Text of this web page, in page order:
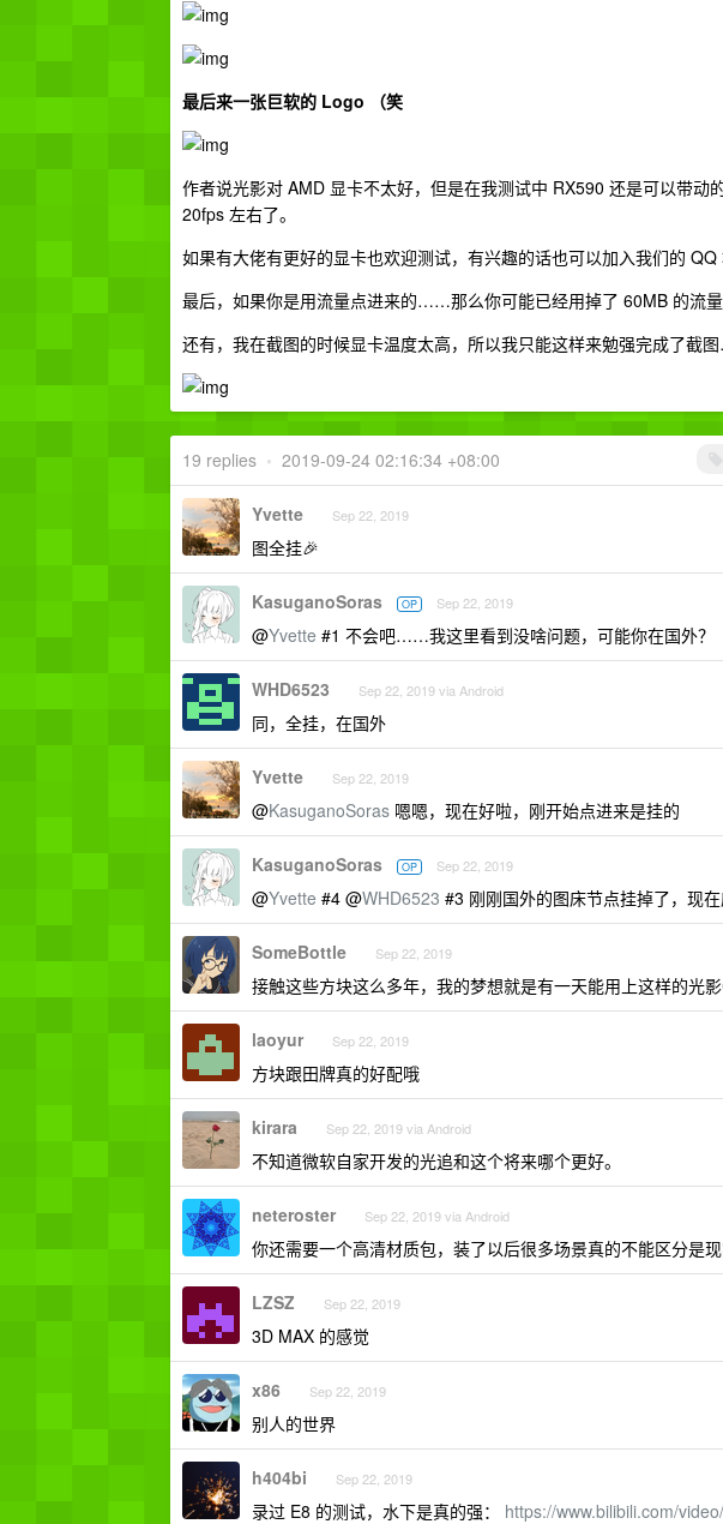
最后来一张巨软的 Logo （笑
作者说光影对 AMD 显卡不太好，但是在我测试中 RX590 还是可以带动
20fps 左右了。
如果有大佬有更好的显卡也欢迎测试，有兴趣的话也可以加入我们的 QQ
最后，如果你是用流量点进来的……那么你可能已经用掉了 60MB 的流
还有，我在截图的时候显卡温度太高，所以我只能这样来勉强完成了截
19 replies • 2019-09-24 02:16:34 +08:00
Yvette Sep 22, 2019
图全挂🎉
KasuganoSoras OP Sep 22, 2019
@Yvette #1 不会吧……我这里看到没啥问题，可能你在国外？
WHD6523 Sep 22, 2019 via Android
同，全挂，在国外
Yvette Sep 22, 2019
@KasuganoSoras 嗯嗯，现在好啦，刚开始点进来是挂的
KasuganoSoras OP Sep 22, 2019
@Yvette #4 @WHD6523 #3 刚刚国外的图床节点挂掉了，现在
SomeBottle Sep 22, 2019
接触这些方块这么多年，我的梦想就是有一天能用上这样的光
laoyur Sep 22, 2019
方块跟田牌真的好配哦
kirara Sep 22, 2019 via Android
不知道微软自家开发的光追和这个将来哪个更好。
neteroster Sep 22, 2019 via Android
你还需要一个高清材质包，装了以后很多场景真的不能区分是现
LZSZ Sep 22, 2019
3D MAX 的感觉
x86 Sep 22, 2019
别人的世界
h404bi Sep 22, 2019
录过 E8 的测试，水下是真的强： https://www.bilibili.com/